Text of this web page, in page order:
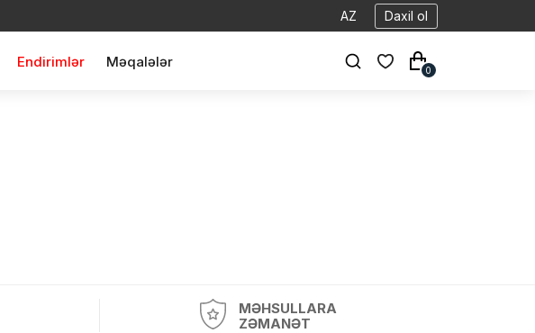
AZ Daxil ol
Endirimlər Məqalələr
0
MƏHSULLARA
ZƏMANƏT